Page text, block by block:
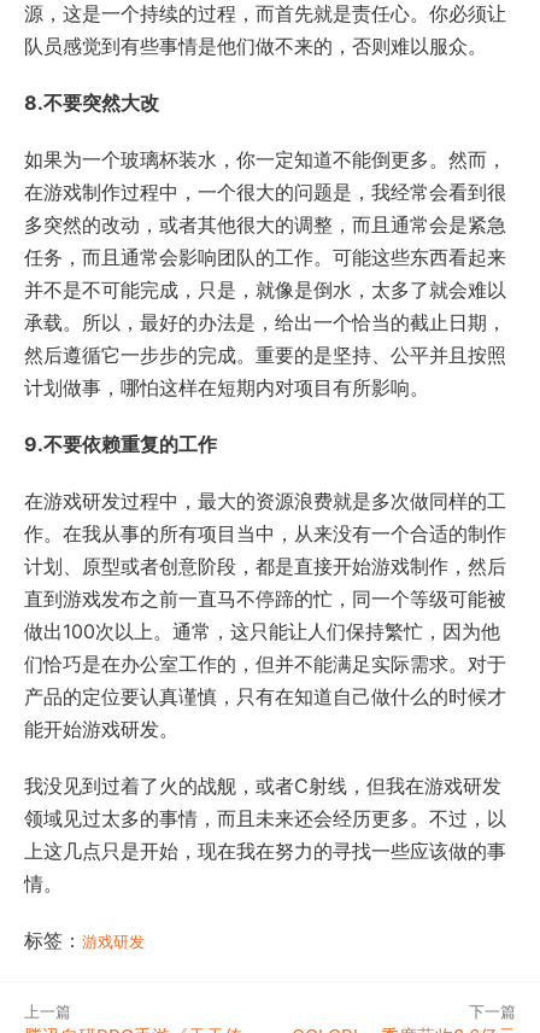
源，这是一个持续的过程，而首先就是责任心。你必须让
队员感觉到有些事情是他们做不来的，否则难以服众。
8.不要突然大改
如果为一个玻璃杯装水，你一定知道不能倒更多。然而，
在游戏制作过程中，一个很大的问题是，我经常会看到很
多突然的改动，或者其他很大的调整，而且通常会是紧急
任务，而且通常会影响团队的工作。可能这些东西看起来
并不是不可能完成，只是，就像是倒水，太多了就会难以
承载。所以，最好的办法是，给出一个恰当的截止日期，
然后遵循它一步步的完成。重要的是坚持、公平并且按照
计划做事，哪怕这样在短期内对项目有所影响。
9.不要依赖重复的工作
在游戏研发过程中，最大的资源浪费就是多次做同样的工
作。在我从事的所有项目当中，从来没有一个合适的制作
计划、原型或者创意阶段，都是直接开始游戏制作，然后
直到游戏发布之前一直马不停蹄的忙，同一个等级可能被
做出100次以上。通常，这只能让人们保持繁忙，因为他
们恰巧是在办公室工作的，但并不能满足实际需求。对于
产品的定位要认真谨慎，只有在知道自己做什么的时候才
能开始游戏研发。
我没见到过着了火的战舰，或者C射线，但我在游戏研发
领域见过太多的事情，而且未来还会经历更多。不过，以
上这几点只是开始，现在我在努力的寻找一些应该做的事
情。
标签： 游戏研发
上一篇 下一篇